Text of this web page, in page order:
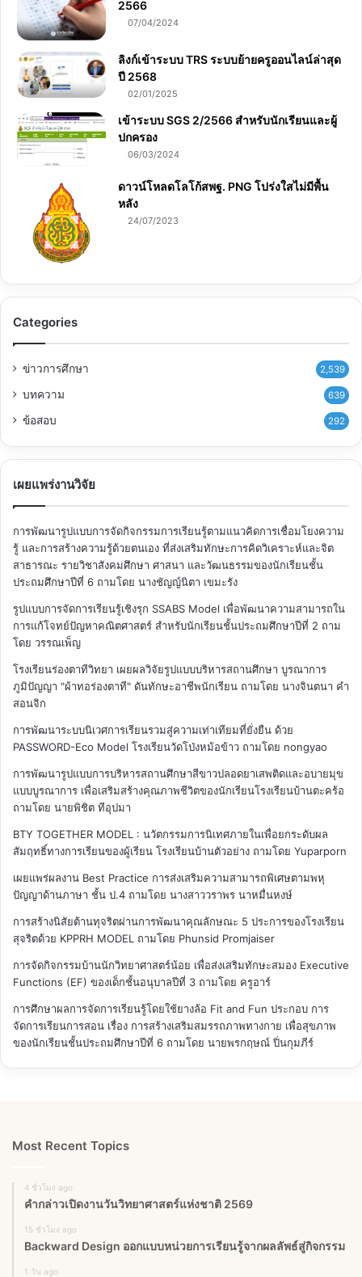
2566
07/04/2024
ลิงก์เข้าระบบ TRS ระบบย้ายครูออนไลน์ล่าสุด
ปี 2568
02/01/2025
เข้าระบบ SGS 2/2566 สำหรับนักเรียนและผู้
ปกครอง
06/03/2024
ดาวน์โหลดโลโก้สพฐ. PNG โปร่งใสไม่มีพื้น
หลัง
24/07/2023
Categories
ข่าวการศึกษา 2,539
บทความ 639
ข้อสอบ 292
เผยแพร่งานวิจัย
การพัฒนารูปแบบการจัดกิจกรรมการเรียนรู้ตามแนวคิดการเชื่อมโยงความ
รู้ และการสร้างความรู้ด้วยตนเอง ที่ส่งเสริมทักษะการคิดวิเคราะห์และจิต
สาธารณะ รายวิชาสังคมศึกษา ศาสนา และวัฒนธรรมของนักเรียนชั้น
ประถมศึกษาปีที่ 6 ถามโดย นางชัญญ์นิตา เขมะรัง
รูปแบบการจัดการเรียนรู้เชิงรุก SSABS Model เพื่อพัฒนาความสามารถใน
การแก้โจทย์ปัญหาคณิตศาสตร์ สำหรับนักเรียนชั้นประถมศึกษาปีที่ 2 ถาม
โดย วรรณเพ็ญ
โรงเรียนร่องตาทีวิทยา เผยผลวิจัยรูปแบบบริหารสถานศึกษา บูรณาการ
ภูมิปัญญา "ผ้าทอร่องตาที" ดันทักษะอาชีพนักเรียน ถามโดย นางจินตนา คำ
สอนจิก
การพัฒนาระบบนิเวศการเรียนรวมสู่ความเท่าเทียมที่ยั่งยืน ด้วย
PASSWORD-Eco Model โรงเรียนวัดโป่งหม้อข้าว ถามโดย nongyao
การพัฒนารูปแบบการบริหารสถานศึกษาสีขาวปลอดยาเสพติดและอบายมุข
แบบบูรณาการ เพื่อเสริมสร้างคุณภาพชีวิตของนักเรียนโรงเรียนบ้านตะคร้อ
ถามโดย นายพิชิต ทีอุปมา
BTY TOGETHER MODEL : นวัตกรรมการนิเทศภายในเพื่อยกระดับผล
สัมฤทธิ์ทางการเรียนของผู้เรียน โรงเรียนบ้านตัวอย่าง ถามโดย Yuparporn
เผยแพร่ผลงาน Best Practice การส่งเสริมความสามารถพิเศษตามพหุ
ปัญญาด้านภาษา ชั้น ป.4 ถามโดย นางสาววราพร นาหมื่นหงษ์
การสร้างนิสัยต้านทุจริตผ่านการพัฒนาคุณลักษณะ 5 ประการของโรงเรียน
สุจริตด้วย KPPRH MODEL ถามโดย Phunsid Promjaiser
การจัดกิจกรรมบ้านนักวิทยาศาสตร์น้อย เพื่อส่งเสริมทักษะสมอง Executive
Functions (EF) ของเด็กชั้นอนุบาลปีที่ 3 ถามโดย ครูอาร์
การศึกษาผลการจัดการเรียนรู้โดยใช้ยางล้อ Fit and Fun ประกอบ การ
จัดการเรียนการสอน เรื่อง การสร้างเสริมสมรรถภาพทางกาย เพื่อสุขภาพ
ของนักเรียนชั้นประถมศึกษาปีที่ 6 ถามโดย นายพรกฤษณ์ ปิ่นกุมภีร์
Most Recent Topics
4 ชั่วโมง ago
คำกล่าวเปิดงานวันวิทยาศาสตร์แห่งชาติ 2569
15 ชั่วโมง ago
Backward Design ออกแบบหน่วยการเรียนรู้จากผลลัพธ์สู่กิจกรรม
1 วัน ago